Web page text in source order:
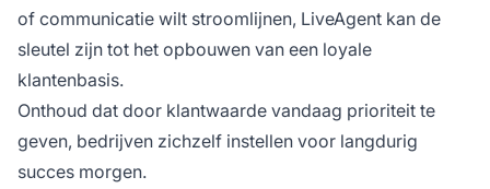
of communicatie wilt stroomlijnen, LiveAgent kan de
sleutel zijn tot het opbouwen van een loyale
klantenbasis.
Onthoud dat door klantwaarde vandaag prioriteit te
geven, bedrijven zichzelf instellen voor langdurig
succes morgen.